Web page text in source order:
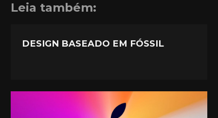
Leia também:
DESIGN BASEADO EM FÓSSIL